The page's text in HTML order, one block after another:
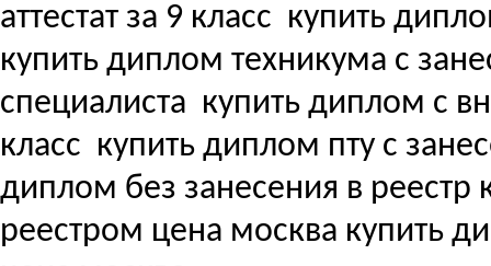
аттестат за 9 класс купить
купить диплом техникума с
специалиста купить диплом с
класс купить диплом пту с
диплом без занесения в реестр
реестром цена москва купить